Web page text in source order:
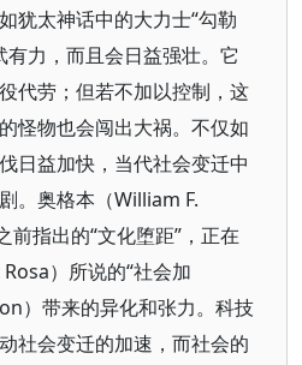
犹太神话中的大力士“勾勒
力，而且会日益强壮。它
代劳；但若不加以控制，这
怪物也会闯出大祸。不仅如
日益加快，当代社会变迁中
。奥格本（William F.
指出的“文化堕距”，正在
）所说的“社会加
）带来的异化和张力。科技
社会变迁的加速，而社会的